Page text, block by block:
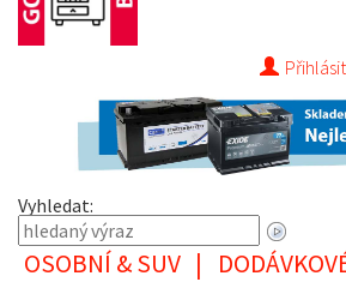
Přihlásit
Vyhledat:
OSOBNÍ & SUV |